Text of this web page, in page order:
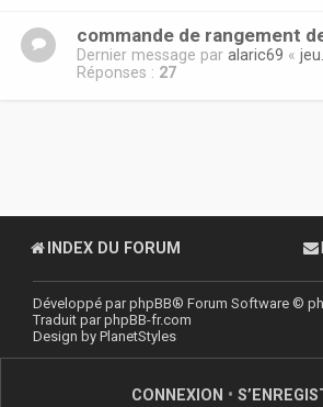
commande de rangement
Dernier message par alaric69 «
Réponses : 27
INDEX DU FORUM
Développé parphpBB® Forum Software ©
Traduit parphpBB-fr.com
Design by PlanetStyles
CONNEXION •